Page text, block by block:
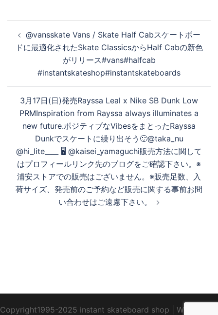
稿
ナ
@vansskate Vans / Skate Half Cabスケートボー
ドに最適化されたSkate ClassicsからHalf Cabの新色
がリリース#vans#halfcab
#instantskateshop#instantskateboards
3月17日(日)発売Rayssa Leal x Nike SB Dunk Low
PRMInspiration from Rayssa always illuminates a
new future.ポジティブなVibesをまとったRayssa
Dunkでスケートに繰り出そう🙂@taka_nu
@hi_lite____ 🖥️ @kaisei_yamaguchi販売方法に関して
はプロフィールリンク先のブログをご確認下さい。※
浦安ストアでの販売はございません。※販売足数、入
荷サイズ、発売前のご予約など販売に関する事前お問
い合わせはご遠慮下さい。
Copyright1995-2025 instant skateboard shop WebDesign